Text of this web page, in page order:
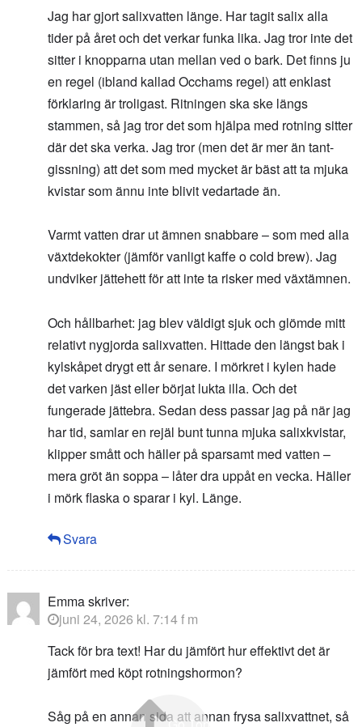
Jag har gjort salixvatten länge. Har tagit salix alla
tider på året och det verkar funka lika. Jag tror inte det
sitter i knopparna utan mellan ved o bark. Det finns ju
en regel (ibland kallad Occhams regel) att enklast
förklaring är troligast. Ritningen ska ske längs
stammen, så jag tror det som hjälpa med rotning sitter
där det ska verka. Jag tror (men det är mer än tant-
gissning) att det som med mycket är bäst att ta mjuka
kvistar som ännu inte blivit vedartade än.
Varmt vatten drar ut ämnen snabbare – som med alla
växtdekokter (jämför vanligt kaffe o cold brew). Jag
undviker jättehett för att inte ta risker med växtämnen.
Och hållbarhet: jag blev väldigt sjuk och glömde mitt
relativt nygjorda salixvatten. Hittade den längst bak i
kylskåpet drygt ett år senare. I mörkret i kylen hade
det varken jäst eller börjat lukta illa. Och det
fungerade jättebra. Sedan dess passar jag på när jag
har tid, samlar en rejäl bunt tunna mjuka salixkvistar,
klipper smått och häller på sparsamt med vatten –
mera gröt än soppa – låter dra uppåt en vecka. Häller
i mörk flaska o sparar i kyl. Länge.
Svara
Emmaskriver:
juni 24, 2026 kl. 7:14 f m
Tack för bra text! Har du jämfört hur effektivt det är
jämfört med köpt rotningshormon?
Såg på en annan sida att annan frysa salixvattnet, så